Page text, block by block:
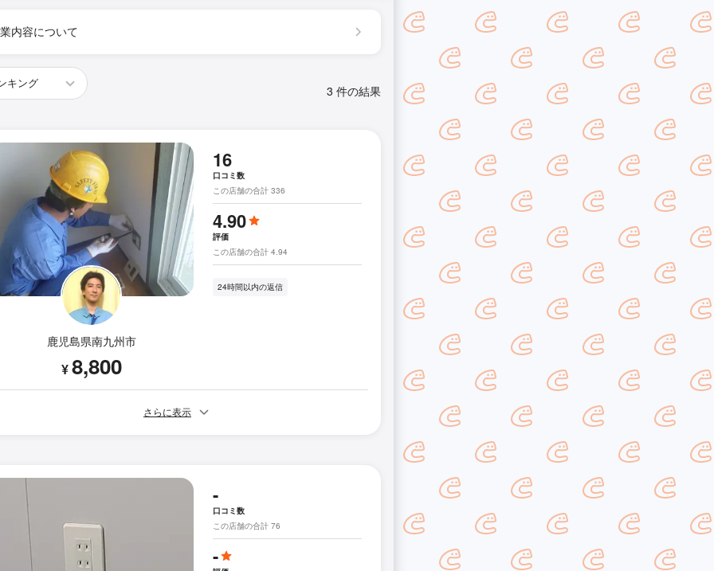
内容について
3 件の結果
鹿児島県南九州市
¥8,800
16
口コミ数
この店舗の合計 336
4.90
評価
この店舗の合計 4.94
24時間以内の返信
さらに表示
-
口コミ数
この店舗の合計 76
-